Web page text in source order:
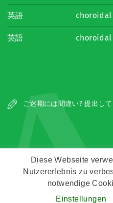
英語
英語
ご迷期には間違い? 提出し
Copyright ©
Kontakt
Diese Webseite
Nutzererlebnis zu
notwendige
Einstellungen